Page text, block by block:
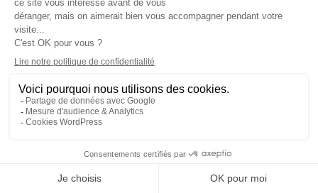
risotto et tiramisu. Une cuisine italienne
authentique et sans compromis saluée
par le guide Michelin et son confrère
jaune Gault&Millau.